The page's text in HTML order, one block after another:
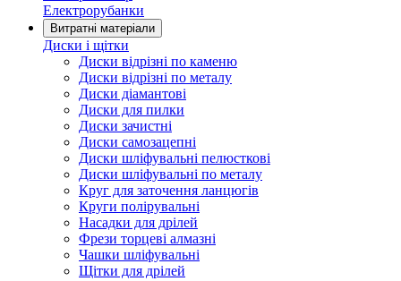
Електрорубанки
Витратні матеріали
Диски і щітки
Диски відрізні по каменю
Диски відрізні по металу
Диски діамантові
Диски для пилки
Диски зачистні
Диски самозацепні
Диски шліфувальні пелюсткові
Диски шліфувальні по металу
Круг для заточення ланцюгів
Круги полірувальні
Насадки для дрілей
Фрези торцеві алмазні
Чашки шліфувальні
Щітки для дрілей